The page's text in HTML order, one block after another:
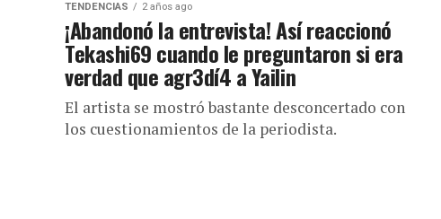
TENDENCIAS 2 años ago
¡Abandonó la entrevista! Así reaccionó
Tekashi69 cuando le preguntaron si era
verdad que agr3dí4 a Yailin
El artista se mostró bastante desconcertado con
los cuestionamientos de la periodista.